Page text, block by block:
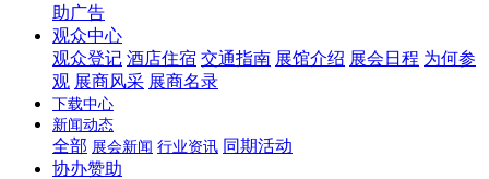
助广告
观众中心
观众登记 酒店住宿 交通指南 展馆介绍 展会日程 为何参
观 展商风采 展商名录
下载中心
新闻动态
全部 展会新闻 行业资讯 同期活动
协办赞助